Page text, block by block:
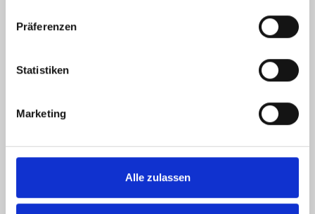
Präferenzen
Statistiken
Marketing
Alle zulassen
Montag 09:00 - 13:00 Uhr
Dienstag 09:00 - 13:00 Uhr
Mittwoch 09:00 - 13:00 Uhr
14:00 - 18:00 Uhr
14:00 - 18:00 Uhr